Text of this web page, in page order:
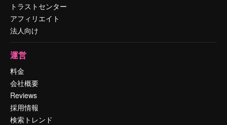
トラストセンター
アフィリエイト
法人向け
運営
料金
会社概要
Reviews
採用情報
検索トレンド